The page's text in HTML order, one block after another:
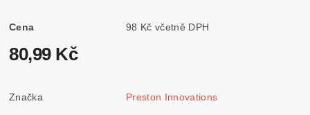
Cena 98 Kč včetně DPH
80,99 Kč
Značka Preston Innovations